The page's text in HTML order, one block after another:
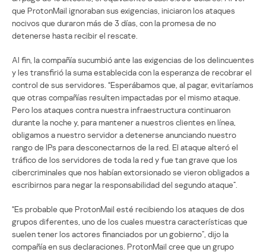
que ProtonMail ignoraban sus exigencias, iniciaron los ataques
nocivos que duraron más de 3 días, con la promesa de no
detenerse hasta recibir el rescate.
Al fin, la compañía sucumbió ante las exigencias de los delincuentes
y les transfirió la suma establecida con la esperanza de recobrar el
control de sus servidores. “Esperábamos que, al pagar, evitaríamos
que otras compañías resulten impactadas por el mismo ataque.
Pero los ataques contra nuestra infraestructura continuaron
durante la noche y, para mantener a nuestros clientes en línea,
obligamos a nuestro servidor a detenerse anunciando nuestro
rango de IPs para desconectarnos de la red. El ataque alteró el
tráfico de los servidores de toda la red y fue tan grave que los
cibercriminales que nos habían extorsionado se vieron obligados a
escribirnos para negar la responsabilidad del segundo ataque”.
“Es probable que ProtonMail esté recibiendo los ataques de dos
grupos diferentes, uno de los cuales muestra características que
suelen tener los actores financiados por un gobierno”, dijo la
compañía en sus declaraciones. ProtonMail cree que un grupo